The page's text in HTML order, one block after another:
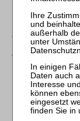
OLG Düsseldorf,
Zur
übernommener
Übertragung
ZfIR 2017, 588
BGH, Urt. v.